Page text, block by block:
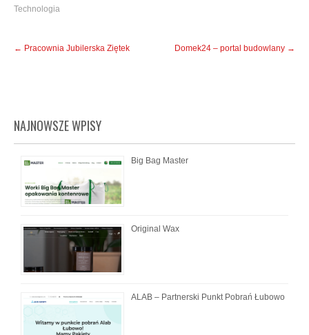
Technologia
navigation
← Pracownia Jubilerska Ziętek Domek24 – portal budowlany →
NAJNOWSZE WPISY
Big Bag Master
Original Wax
ALAB – Partnerski Punkt Pobrań Łubowo